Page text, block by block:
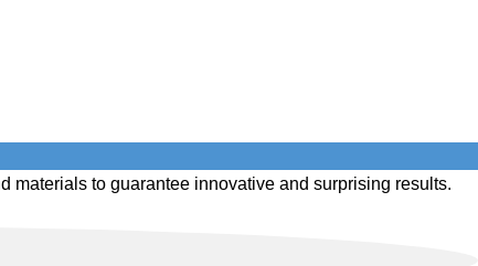
materials to guarantee innovative and surprising results.